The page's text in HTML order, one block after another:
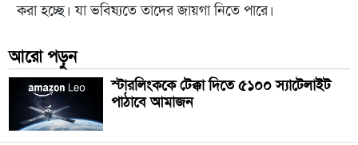
করা হচ্ছে। যা ভবিষ্যতে তাদের জায়গা নিতে পারে।
আরো পড়ুন
স্টারলিংককে টেক্কা দিতে ৫১০০ স্যাটেলাইট
পাঠাবে আমাজন